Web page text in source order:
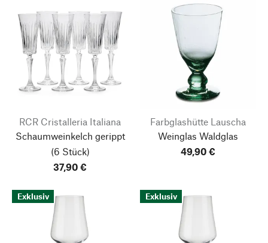
RCR Cristalleria Italiana
Schaumweinkelch gerippt
(6 Stück)
37,90 €
Farbglashütte Lauscha
Weinglas Waldglas
49,90 €
Exklusiv Exklusiv